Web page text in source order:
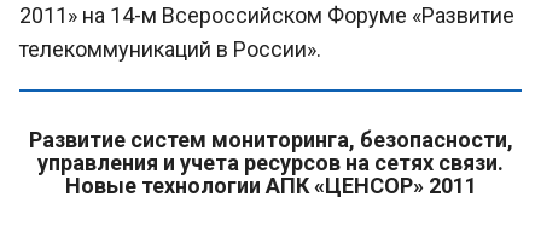
2011» на 14-м Всероссийском Форуме «Развитие
телекоммуникаций в России».
Развитие систем мониторинга, безопасности,
управления и учета ресурсов на сетях связи.
Новые технологии АПК «ЦЕНСОР» 2011